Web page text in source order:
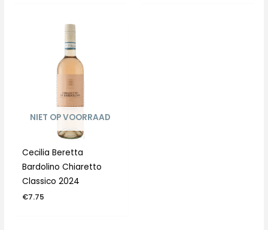
NIET OP VOORRAAD
Cecilia Beretta
Bardolino Chiaretto
Classico 2024
€7.75